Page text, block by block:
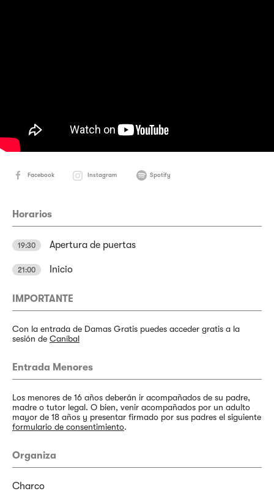
Facebook Instagram Spotify
Horarios
19:30 Apertura de puertas
21:00 Inicio
IMPORTANTE
Con la entrada de Damas Gratis puedes acceder gratis a la
sesión de Caníbal
Entrada Menores
Los menores de 16 años deberán ir acompañados de su padre,
madre o tutor legal. O bien, venir acompañados por un adulto
mayor de 18 años y presentar firmado por sus padres el siguiente
formulario de consentimiento.
Organiza
Charco